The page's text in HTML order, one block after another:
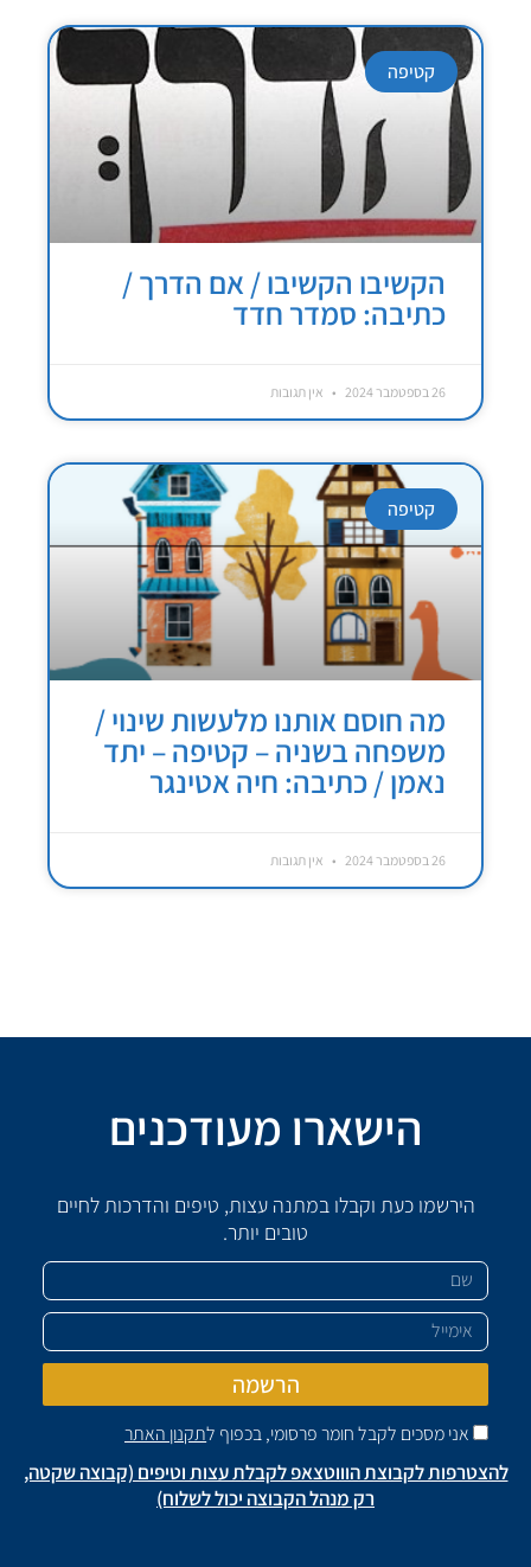
קטיפה
הקשיבו הקשיבו / אם הדרך /
כתיבה: סמדר חדד
26 בספטמבר 2024 אין תגובות
קטיפה
מה חוסם אותנו מלעשות שינוי /
משפחה בשניה – קטיפה – יתד
נאמן / כתיבה: חיה אטינגר
26 בספטמבר 2024 אין תגובות
הישארו מעודכנים
הירשמו כעת וקבלו במתנה עצות, טיפים והדרכות לחיים
טובים יותר.
שם
אימייל
אני מסכים לקבל חומר פרסומי, בכפוף לתקנון האתר
הרשמה
להצטרפות לקבוצת הוווטצאפ לקבלת עצות וטיפים (קבוצה שקטה,
רק מנהל הקבוצה יכול לשלוח)